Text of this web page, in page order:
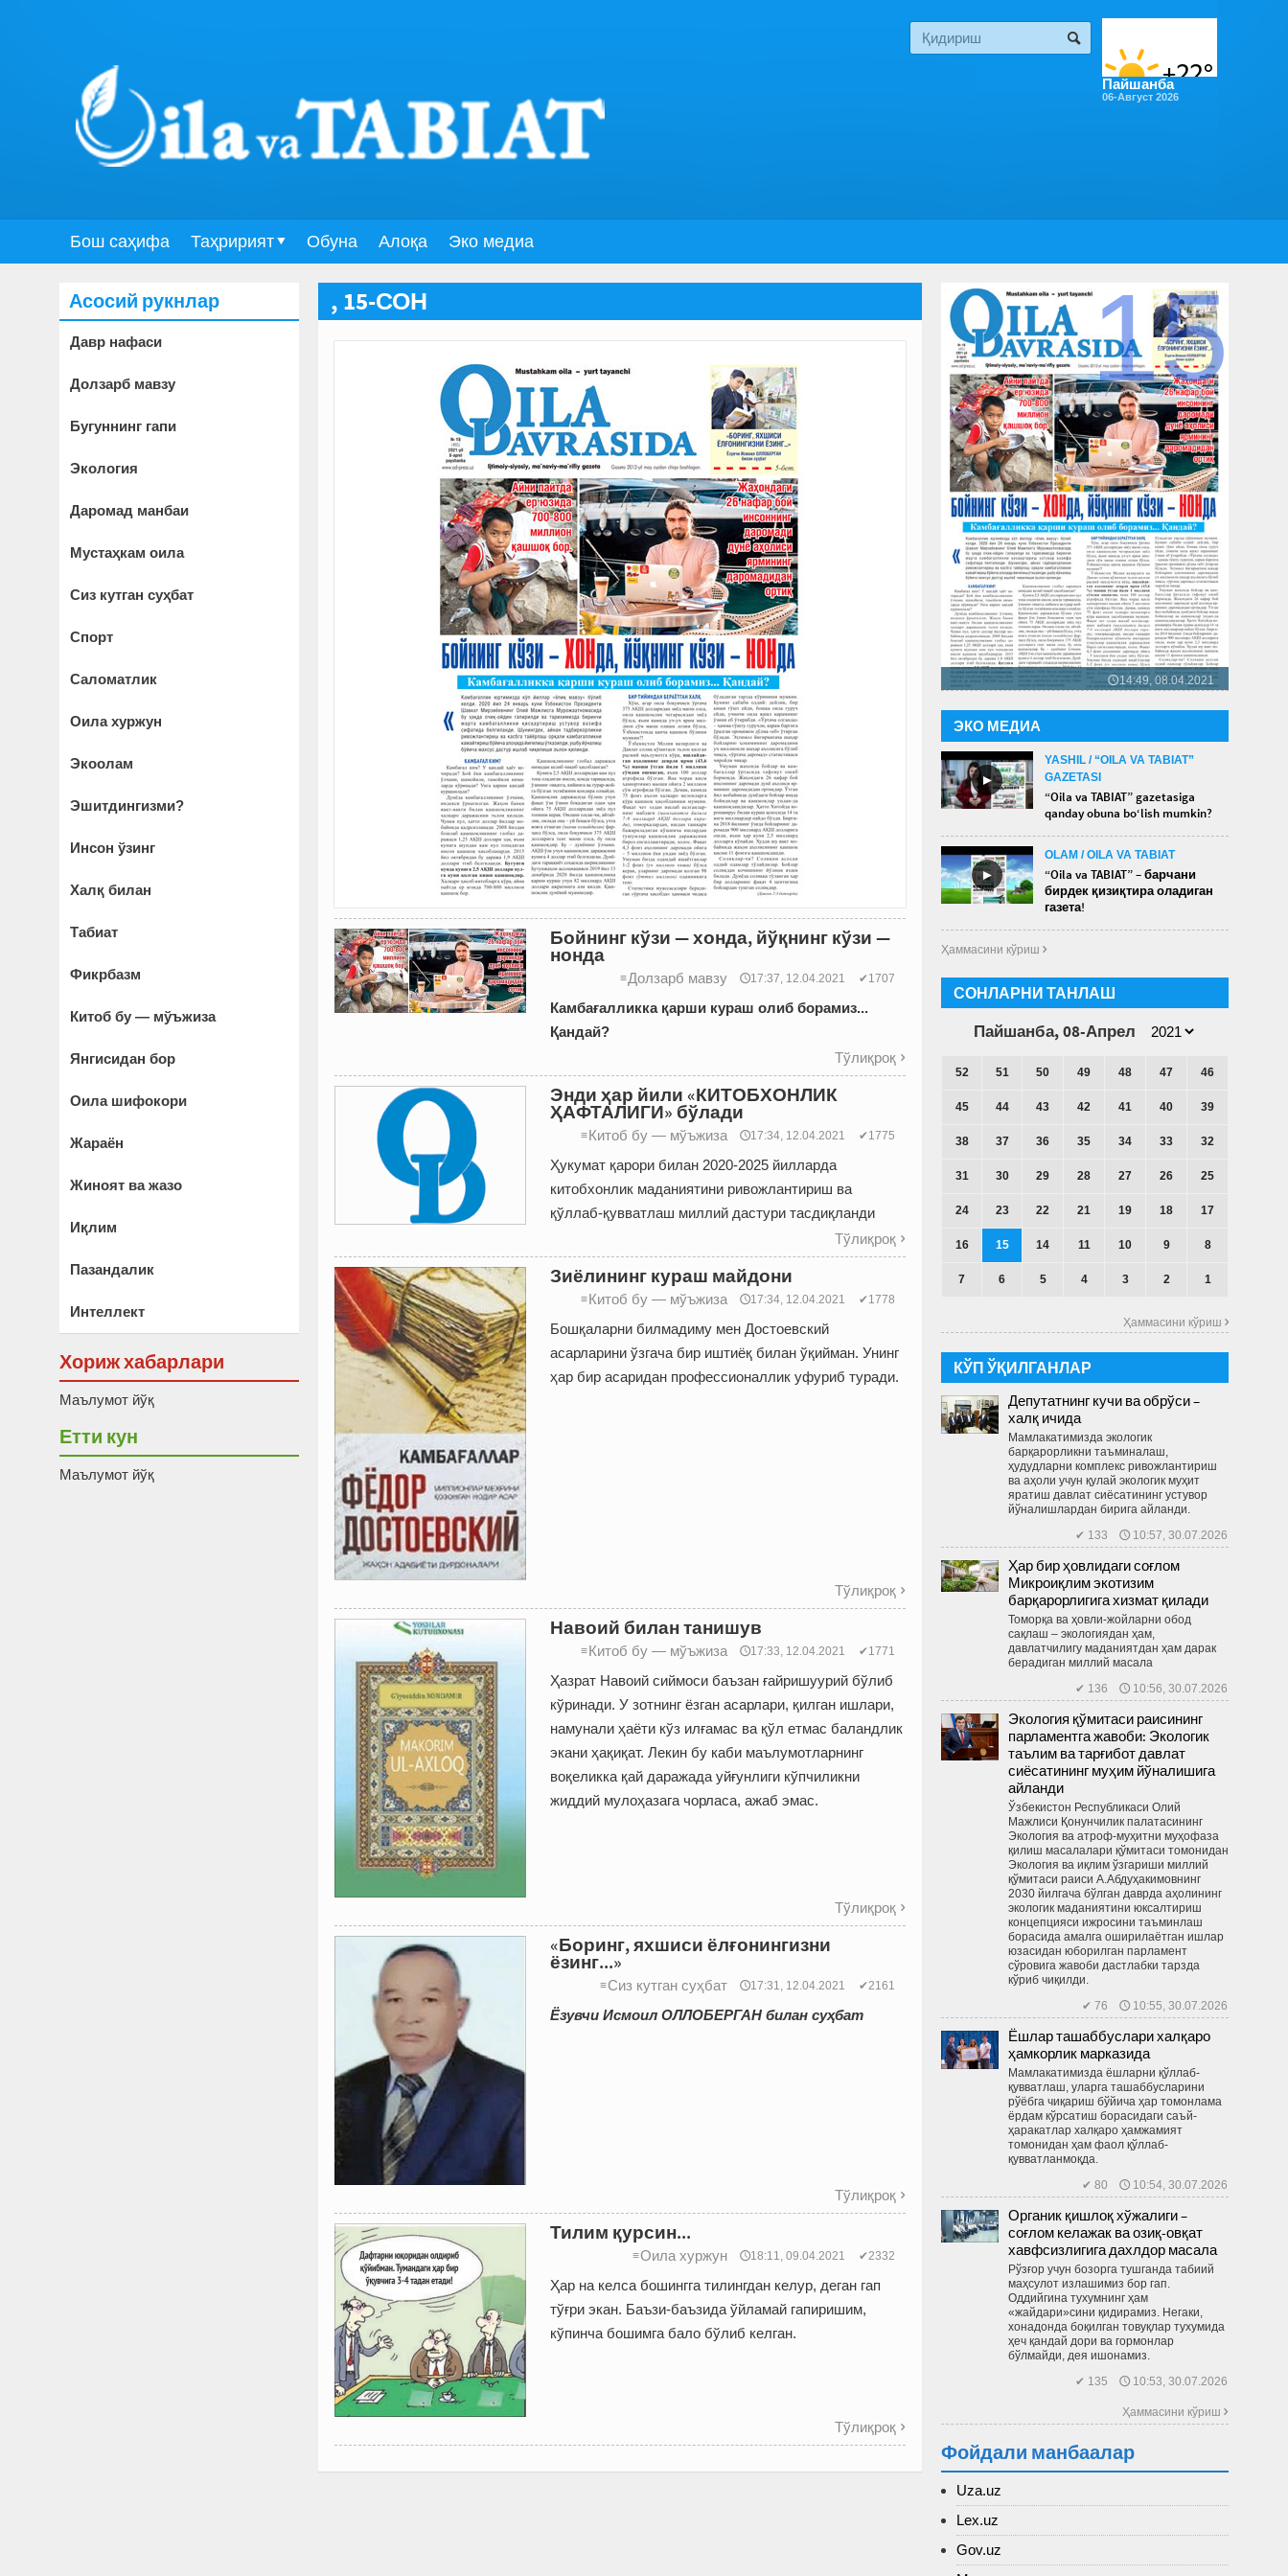
Пайшанба
06-Август 2026
Бош саҳифа Таҳририят Обуна Алоқа Эко медиа
, 15-СОН
Бойнинг кўзи — хонда, йўқнинг кўзи —
нонда
≡Долзарб мавзу 🕔17:37, 12.04.2021 ✔1707
Камбағалликка қарши кураш олиб борамиз...
Қандай?
Тўлиқроқ 
Энди ҳар йили «КИТОБХОНЛИК
ҲАФТАЛИГИ» бўлади
≡Китоб бу — мўъжиза 🕔17:34, 12.04.2021 ✔1775
Ҳукумат қарори билан 2020-2025 йилларда
китобхонлик маданиятини ривожлантириш ва
қўллаб-қувватлаш миллий дастури тасдиқланди
Тўлиқроқ 
Зиёлининг кураш майдони
≡Китоб бу — мўъжиза 🕔17:34, 12.04.2021 ✔1778
Бошқаларни билмадиму мен Достоевский
асарларини ўзгача бир иштиёқ билан ўқийман. Унинг
ҳар бир асаридан профессионаллик уфуриб туради.
Тўлиқроқ 
Навоий билан танишув
≡Китоб бу — мўъжиза 🕔17:33, 12.04.2021 ✔1771
Ҳазрат Навоий сиймоси баъзан ғайришуурий бўлиб
кўринади. У зотнинг ёзган асарлари, қилган ишлари,
намунали ҳаёти кўз илғамас ва қўл етмас баландлик
экани ҳақиқат. Лекин бу каби маълумотларнинг
воқеликка қай даражада уйғунлиги кўпчиликни
жиддий мулоҳазага чорласа, ажаб эмас.
Тўлиқроқ 
«Боринг, яхшиси ёлғонингизни
ёзинг...»
≡Сиз кутган суҳбат 🕔17:31, 12.04.2021 ✔2161
Ёзувчи Исмоил ОЛЛОБЕРГАН билан суҳбат
Тўлиқроқ 
Тилим қурсин...
≡Оила хуржун 🕔18:11, 09.04.2021 ✔2332
Ҳар на келса бошингга тилингдан келур, деган гап
тўғри экан. Баъзи-баъзида ўйламай гапиришим,
кўпинча бошимга бало бўлиб келган.
Тўлиқроқ 
Асосий рукнлар
Давр нафаси
Долзарб мавзу
Бугуннинг гапи
Экология
Даромад манбаи
Мустаҳкам оила
Сиз кутган суҳбат
Спорт
Саломатлик
Оила хуржун
Экоолам
Эшитдингизми?
Инсон ўзинг
Халқ билан
Табиат
Фикрбазм
Китоб бу — мўъжиза
Янгисидан бор
Оила шифокори
Жараён
Жиноят ва жазо
Иқлим
Пазандалик
Интеллект
Хориж хабарлари
Маълумот йўқ
Етти кун
Маълумот йўқ
🕔14:49, 08.04.2021
15
ЭКО МЕДИА
►
YASHIL / “OILA VA TABIAT”
GAZETASI
“Oila va TABIAT” gazetasiga
qanday obuna bo‘lish mumkin?
►
OLAM / OILA VA TABIAT
“Oila va TABIAT” – барчани
бирдек қизиқтира оладиган
газета!
Ҳаммасини кўриш 
СОНЛАРНИ ТАНЛАШ
Пайшанба, 08-Апрел
52 51 50 49 48 47 46
45 44 43 42 41 40 39
38 37 36 35 34 33 32
31 30 29 28 27 26 25
24 23 22 21 19 18 17
16 15 14 11 10 9 8
7 6 5 4 3 2 1
Ҳаммасини кўриш 
КЎП ЎҚИЛГАНЛАР
Депутатнинг кучи ва обрўси –
халқ ичида
Мамлакатимизда экологик
барқарорликни таъминалаш,
ҳудудларни комплекс ривожлантириш
ва аҳоли учун қулай экологик муҳит
яратиш давлат сиёсатининг устувор
йўналишлардан бирига айланди.
✔ 133 🕔 10:57, 30.07.2026
Ҳар бир ҳовлидаги соғлом
Микроиқлим экотизим
барқарорлигига хизмат қилади
Томорқа ва ҳовли-жойларни обод
сақлаш – экологиядан ҳам,
давлатчилигу маданиятдан ҳам дарак
берадиган миллий масала
✔ 136 🕔 10:56, 30.07.2026
Экология қўмитаси раисининг
парламентга жавоби: Экологик
таълим ва тарғибот давлат
сиёсатининг муҳим йўналишига
айланди
Ўзбекистон Республикаси Олий
Мажлиси Қонунчилик палатасининг
Экология ва атроф-муҳитни муҳофаза
қилиш масалалари қўмитаси томонидан
Экология ва иқлим ўзгариши миллий
қўмитаси раиси А.Абдуҳакимовнинг
2030 йилгача бўлган даврда аҳолининг
экологик маданиятини юксалтириш
концепцияси ижросини таъминлаш
борасида амалга оширилаётган ишлар
юзасидан юборилган парламент
сўровига жавоби дастлабки тарзда
кўриб чиқилди.
✔ 76 🕔 10:55, 30.07.2026
Ёшлар ташаббуслари халқаро
ҳамкорлик марказида
Мамлакатимизда ёшларни қўллаб-
қувватлаш, уларга ташаб­бусларини
рўёбга чиқариш бўйича ҳар томонлама
ёрдам кўрсатиш борасидаги саъй-
ҳаракатлар халқаро ҳамжамият
томонидан ҳам фаол қўллаб-
қувватланмоқда.
✔ 80 🕔 10:54, 30.07.2026
Органик қишлоқ хўжалиги –
соғлом келажак ва озиқ-овқат
хавфсизлигига дахлдор масала
Рўзғор учун бозорга тушганда табиий
маҳсулот излашимиз бор гап.
Оддийгина тухумнинг ҳам
«жайдари»сини қидирамиз. Негаки,
хонадонда боқилган товуқлар тухумида
ҳеч қандай дори ва гормонлар
бўлмайди, дея ишонамиз.
✔ 135 🕔 10:53, 30.07.2026
Ҳаммасини кўриш 
Фойдали манбаалар
Uza.uz
Lex.uz
Gov.uz